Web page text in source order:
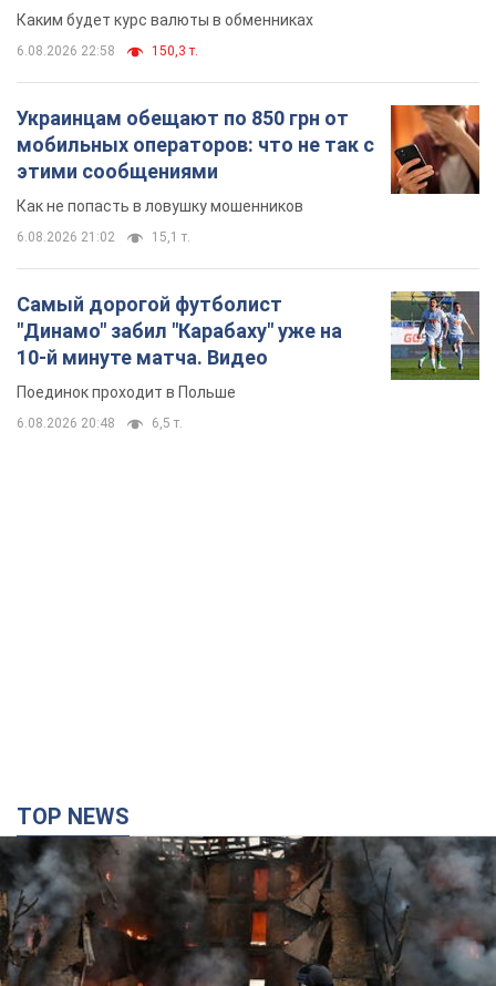
Каким будет курс валюты в обменниках
6.08.2026 22:58 150,3 т.
Украинцам обещают по 850 грн от
мобильных операторов: что не так с
этими сообщениями
Как не попасть в ловушку мошенников
6.08.2026 21:02 15,1 т.
Самый дорогой футболист
"Динамо" забил "Карабаху" уже на
10-й минуте матча. Видео
Поединок проходит в Польше
6.08.2026 20:48 6,5 т.
TOP NEWS